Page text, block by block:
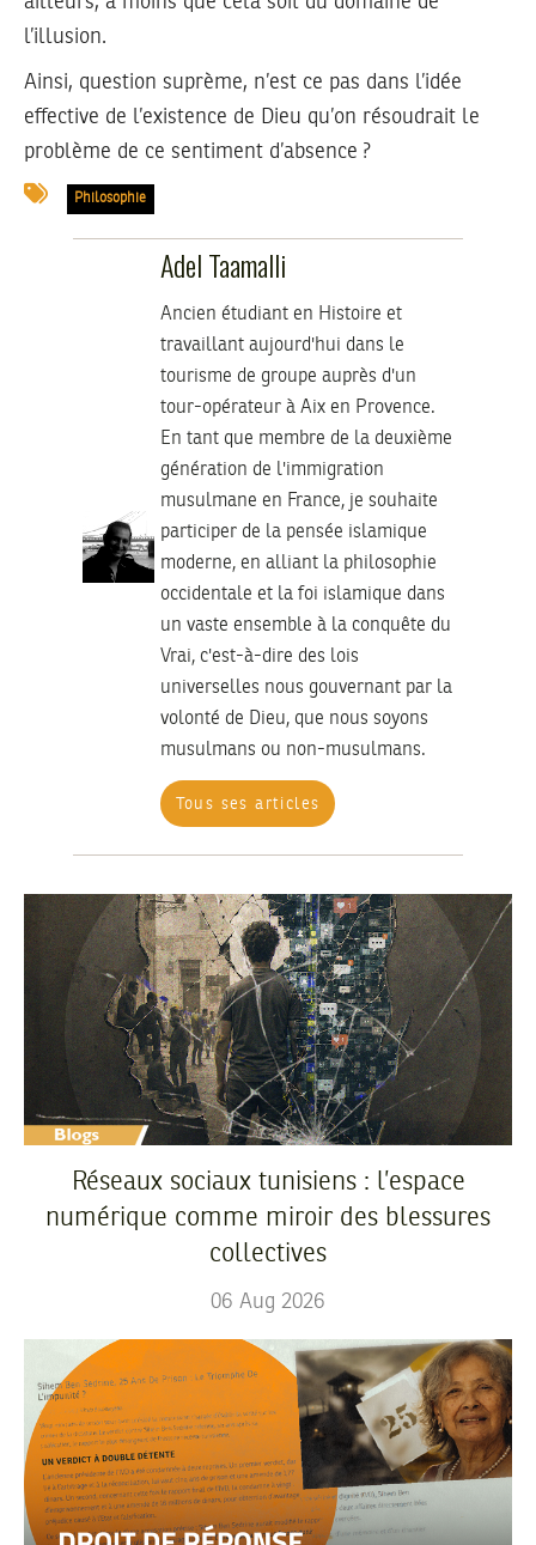
l’illusion.
Ainsi, question suprème, n’est ce pas dans l’idée
effective de l’existence de Dieu qu’on résoudrait le
problème de ce sentiment d’absence ?
Philosophie
Adel Taamalli
Ancien étudiant en Histoire et
travaillant aujourd'hui dans le
tourisme de groupe auprès d'un
tour-opérateur à Aix en Provence.
En tant que membre de la deuxième
génération de l'immigration
musulmane en France, je souhaite
participer de la pensée islamique
moderne, en alliant la philosophie
occidentale et la foi islamique dans
un vaste ensemble à la conquête du
Vrai, c'est-à-dire des lois
universelles nous gouvernant par la
volonté de Dieu, que nous soyons
musulmans ou non-musulmans.
Tous ses articles
Réseaux sociaux tunisiens : l’espace
numérique comme miroir des blessures
collectives
06 Aug 2026